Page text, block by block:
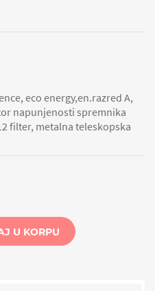
eco energy,en.razred A,
napunjenosti spremnika
filter, metalna teleskopska
U KORPU